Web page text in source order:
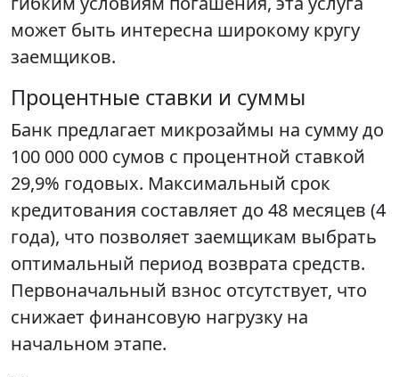
может быть интересна широкому кругу
заемщиков.
Процентные ставки и суммы
Банк предлагает микрозаймы на сумму до
100 000 000 сумов с процентной ставкой
29,9% годовых. Максимальный срок
кредитования составляет до 48 месяцев (4
года), что позволяет заемщикам выбрать
оптимальный период возврата средств.
Первоначальный взнос отсутствует, что
снижает финансовую нагрузку на
начальном этапе.